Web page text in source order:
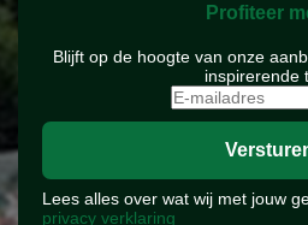
Profiteer
Blijft op de hoogte van onze
inspirerende
Lees alles over wat wij met jouw
privacy verklaring